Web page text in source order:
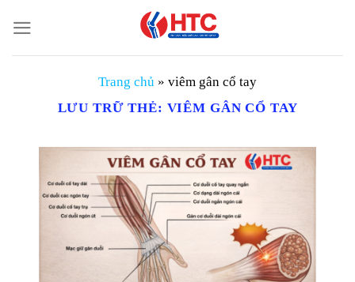
đến
nội
Trang chủ » viêm gân cổ tay
LƯU TRỮ THẺ: VIÊM GÂN CỔ TAY